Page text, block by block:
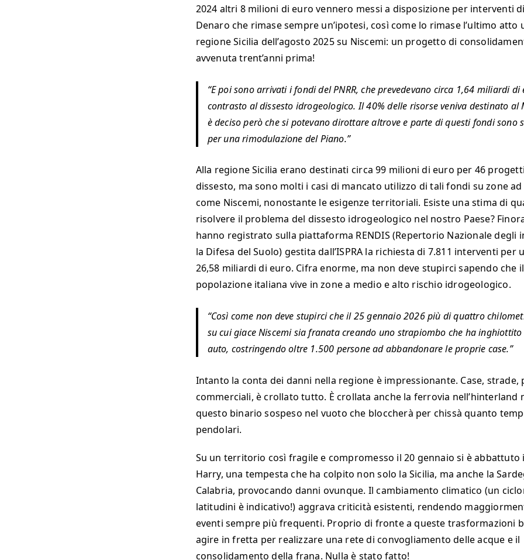
2024 altri 8 milioni di euro vennero messi a disposizione per interventi
Denaro che rimase sempre un’ipotesi, così come lo rimase l’ultimo atto
regione Sicilia dell’agosto 2025 su Niscemi: un progetto di
avvenuta trent’anni prima!
E poi sono arrivati i fondi del PNRR, che prevedevano circa 1,64 miliardi di
contrasto al dissesto idrogeologico. Il 40% delle risorse veniva destinato al
è deciso però che si potevano dirottare altrove e parte di questi fondi sono
per una rimodulazione del Piano.
Alla regione Sicilia erano destinati circa 99 milioni di euro per 46
dissesto, ma sono molti i casi di mancato utilizzo di tali fondi su zone
come Niscemi, nonostante le esigenze territoriali. Esiste una stima di
risolvere il problema del dissesto idrogeologico nel nostro Paese?
hanno registrato sulla piattaforma RENDIS (Repertorio Nazionale degli
la Difesa del Suolo) gestita dall’ISPRA la richiesta di 7.811 interventi per
26,58 miliardi di euro. Cifra enorme, ma non deve stupirci sapendo che
popolazione italiana vive in zone a medio e alto rischio idrogeologico.
Così come non deve stupirci che il 25 gennaio 2026 più di quattro
su cui giace Niscemi sia franata creando uno strapiombo che ha
auto, costringendo oltre 1.500 persone ad abbandonare le proprie case.
Intanto la conta dei danni nella regione è impressionante. Case,
commerciali, è crollato tutto. È crollata anche la ferrovia nell’hinterland
questo binario sospeso nel vuoto che bloccherà per chissà quanto
pendolari.
Su un territorio così fragile e compromesso il 20 gennaio si è abbattuto
Harry, una tempesta che ha colpito non solo la Sicilia, ma anche la
Calabria, provocando danni ovunque. Il cambiamento climatico (un
latitudini è indicativo!) aggrava criticità esistenti, rendendo
eventi sempre più frequenti. Proprio di fronte a queste trasformazioni
agire in fretta per realizzare una rete di convogliamento delle acque e il
consolidamento della frana. Nulla è stato fatto!